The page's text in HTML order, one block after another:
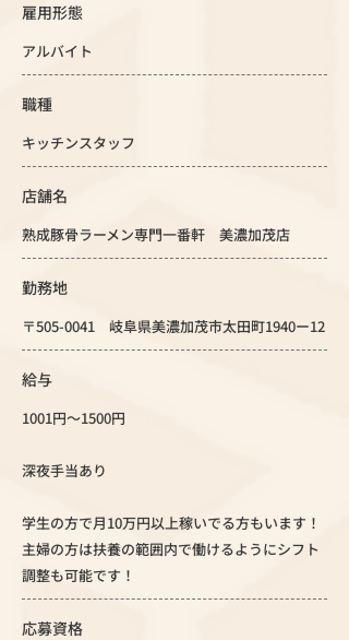
雇用形態
アルバイト
職種
キッチンスタッフ
店舗名
熟成豚骨ラーメン専門一番軒 美濃加茂店
勤務地
〒505-0041 岐阜県美濃加茂市太田町1940ー12
給与
1001円～1500円
深夜手当あり
学生の方で月10万円以上稼いでる方もいます！
主婦の方は扶養の範囲内で働けるようにシフト
調整も可能です！
応募資格